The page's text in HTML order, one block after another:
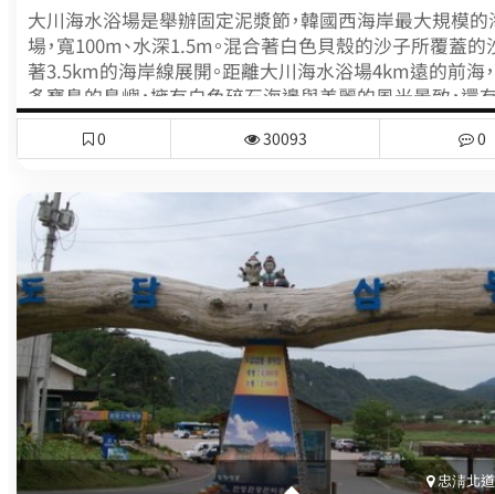
大川海水浴場是舉辦固定泥漿節，韓國西海岸最大規模
場，寬100m、水深1.5m。混合著白色貝殼的沙子所覆蓋的
著3.5km的海岸線展開。距離大川海水浴場4km遠的前海
多寶島的島嶼，擁有白色碎石海邊與美麗的風光景致，還
隨時往返於其中。大川海水浴場為世界知名的泥漿生產地
洋唯一獨特的貝殼沙灘，相較於一般沙子更加細、軟。水深
他海水浴場沒有泥灘，而是由沙地組成，可在此赤腳散步
浴。另外由於西海岸高速公路的開通，縮短了交通距離，
多，加上海水浴場附近有許多住宿設施林立，娛樂設施與
完善，使用上非常方便。每年夏季舉辦保寧美容泥漿節，
跨年活動等，大大小小的慶典繁多，使來訪的旅客絡繹不
浴場對面可看到由稀有的岩石與絕壁構成的多寶島島嶼
遊覽船隨時往返行駛於海邊與多寶島間。另緊鄰大川港，
價格即可品嚐新鮮的海產，剛捕獲的新鮮貝殼燒烤，喜愛
客更是不容錯過。保寧市為了讓大川海水浴場成為綜合
養地，建造擁有現代化便利設施、賽馬轉播臺、美容泥漿浴
三溫暖的大樓，以及擁有賭場的特級觀光飯店，打造出國
旅遊休養勝地。
0 30093 0
忠淸北